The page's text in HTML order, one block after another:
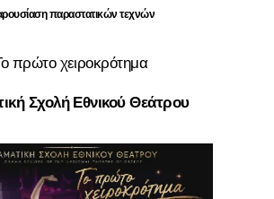
παραστατικών τεχνών
πρώτο χειροκρότημα
Σχολή Εθνικού Θεάτρου